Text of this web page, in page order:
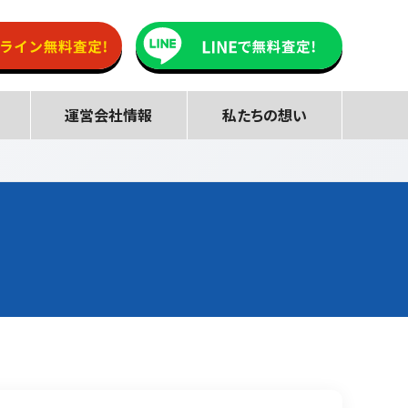
運営会社情報 私たちの想い